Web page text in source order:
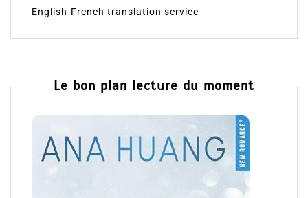
English-French translation service
Le bon plan lecture du moment